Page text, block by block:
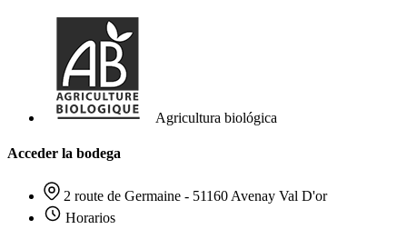
Agricultura biológica
Acceder la bodega
2 route de Germaine - 51160 Avenay Val D'or
Horarios